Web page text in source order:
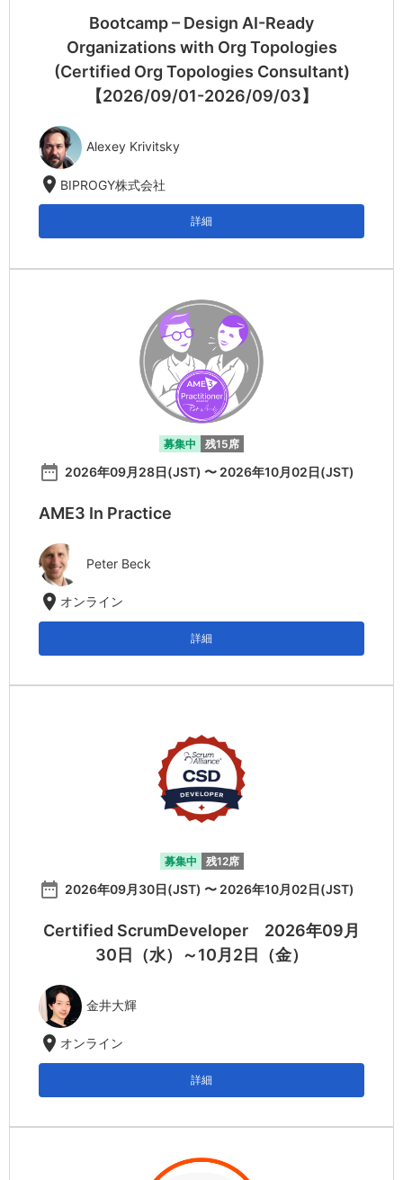
Bootcamp – Design AI-Ready
Organizations with Org Topologies
(Certified Org Topologies Consultant)
【2026/09/01-2026/09/03】
Alexey Krivitsky
location_on BIPROGY株式会社
詳細
募集中 残15席
date_range 2026年09月28日(JST) 〜 2026年10月02日(JST)
AME3 In Practice
Peter Beck
location_on オンライン
詳細
募集中 残12席
date_range 2026年09月30日(JST) 〜 2026年10月02日(JST)
Certified ScrumDeveloper 2026年09月
30日（水）～10月2日（金）
金井大輝
location_on オンライン
詳細